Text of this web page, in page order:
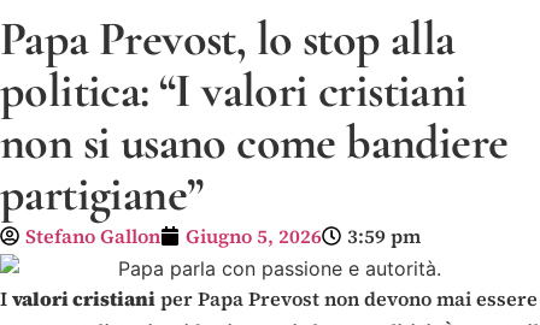
Papa Prevost, lo stop alla
politica: “I valori cristiani
non si usano come bandiere
partigiane”
Stefano Gallon Giugno 5, 2026 3:59 pm
Ivalori cristianiper Papa Prevost non devono mai essere